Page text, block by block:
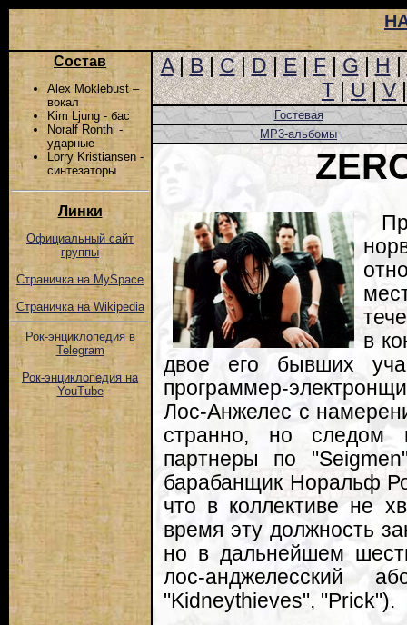
Состав
Alex Moklebust –
вокал
Kim Ljung - бас
Noralf Ronthi -
ударные
Lorry Kristiansen -
синтезаторы
Линки
Официальный сайт
группы
Страничка на MySpace
Страничка на Wikipedia
Рок-энциклопедия в
Telegram
Рок-энциклопедия на
YouTube
A|B|C|D|E|F|G|H|
T|U|V
Гостевая
MP3-альбомы
в
двое его бывших
программер-
Лос-Анжелес с
странно, но следом
партнеры по
барабанщик Норальф
что в коллективе не
время эту должность
но в дальнейшем
лос-анджелесский
"Kidneythieves", "Prick").